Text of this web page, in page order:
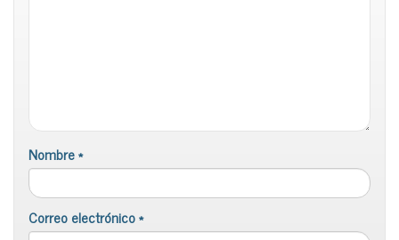
Nombre*
Correo electrónico*